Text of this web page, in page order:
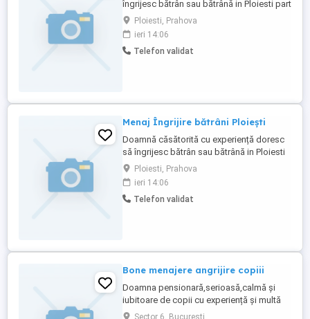
îngrijesc bătrân sau bătrână in Ploiesti part
- time ofer seriozitate maxima
Ploiesti, Prahova
ieri 14:06
Telefon validat
Menaj Îngrijire bătrâni Ploiești
Doamnă căsătorită cu experiență doresc
să îngrijesc bătrân sau bătrână in Ploiesti
part - time ,ofer seriozitate
Ploiesti, Prahova
ieri 14:06
Telefon validat
Bone menajere angrijire copiii
Doamna pensionară,serioasă,calmă și
iubitoare de copii cu experiență și multă
răbdare doresc să am grijă de un copil în
Sector 6, Bucuresti